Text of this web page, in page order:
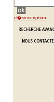
d�sinscription